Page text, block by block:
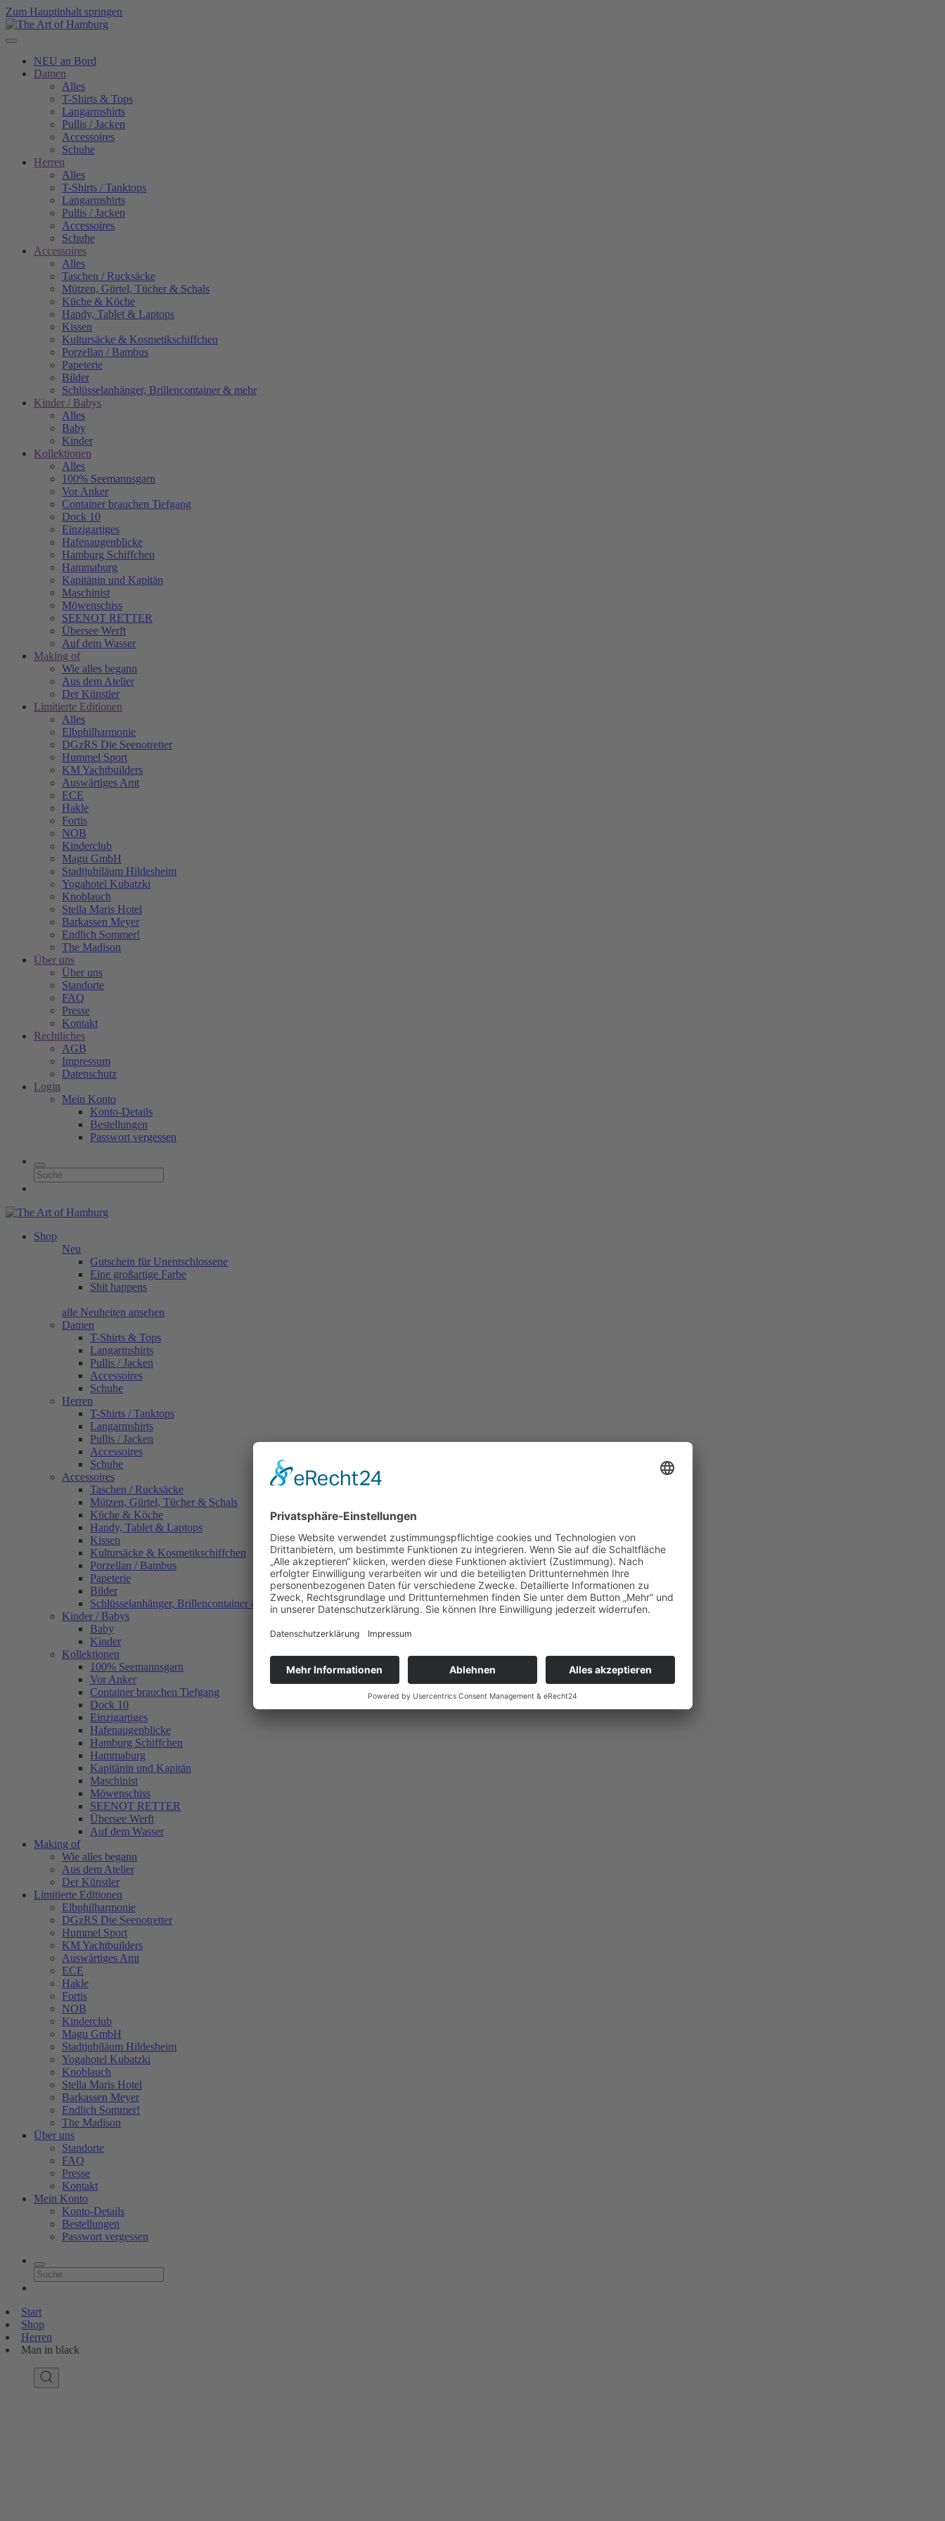
Zum Hauptinhalt springen
NEU an Bord
Damen
Alles
T-Shirts & Tops
Langarmshirts
Pullis / Jacken
Accessoires
Schuhe
Herren
Alles
T-Shirts / Tanktops
Langarmshirts
Pullis / Jacken
Accessoires
Schuhe
Accessoires
Alles
Taschen / Rucksäcke
Mützen, Gürtel, Tücher & Schals
Küche & Köche
Handy, Tablet & Laptops
Kissen
Kultursäcke & Kosmetikschiffchen
Porzellan / Bambus
Papeterie
Bilder
Schlüsselanhänger, Brillencontainer & mehr
Kinder / Babys
Alles
Baby
Kinder
Kollektionen
Alles
100% Seemannsgarn
Vor Anker
Container brauchen Tiefgang
Dock 10
Einzigartiges
Hafenaugen­blicke
Hamburg Schiffchen
Hammaburg
Kapitänin und Kapitän
Maschinist
Möwenschiss
SEENOT RETTER
Übersee Werft
Auf dem Wasser
Making of
Wie alles begann
Aus dem Atelier
Der Künstler
Limitierte Editionen
Alles
Elbphilharmonie
DGzRS Die Seenotretter
Hummel Sport
KM Yachtbuilders
Auswärtiges Amt
ECE
Hakle
Fortis
NOB
Kinderclub
Magu GmbH
Stadtjubiläum Hildesheim
Yogahotel Kubatzki
Knoblauch
Stella Maris Hotel
Barkassen Meyer
Endlich Sommer!
The Madison
Über uns
Über uns
Standorte
FAQ
Presse
Kontakt
Rechtliches
AGB
Impressum
Datenschutz
Login
Mein Konto
Konto-Details
Bestellungen
Passwort vergessen
Shop
Neu
Gutschein für Unentschlossene
Eine großartige Farbe
Shit happens
alle Neuheiten ansehen
Damen
T-Shirts & Tops
Langarmshirts
Pullis / Jacken
Accessoires
Schuhe
Herren
T-Shirts / Tanktops
Langarmshirts
Pullis / Jacken
Accessoires
Schuhe
Accessoires
Taschen / Rucksäcke
Mützen, Gürtel, Tücher & Schals
Küche & Köche
Handy, Tablet & Laptops
Kissen
Kultursäcke & Kosmetikschiffchen
Porzellan / Bambus
Papeterie
Bilder
Schlüsselanhänger, Brillencontainer & mehr
Kinder / Babys
Baby
Kinder
Kollektionen
100% Seemannsgarn
Vor Anker
Container brauchen Tiefgang
Dock 10
Einzigartiges
Hafenaugen­blicke
Hamburg Schiffchen
Hammaburg
Kapitänin und Kapitän
Maschinist
Möwenschiss
SEENOT RETTER
Übersee Werft
Auf dem Wasser
Making of
Wie alles begann
Aus dem Atelier
Der Künstler
Limitierte Editionen
Elbphilharmonie
DGzRS Die Seenotretter
Hummel Sport
KM Yachtbuilders
Auswärtiges Amt
ECE
Hakle
Fortis
NOB
Kinderclub
Magu GmbH
Stadtjubiläum Hildesheim
Yogahotel Kubatzki
Knoblauch
Stella Maris Hotel
Barkassen Meyer
Endlich Sommer!
The Madison
Über uns
Standorte
FAQ
Presse
Kontakt
Mein Konto
Konto-Details
Bestellungen
Passwort vergessen
Start
Shop
Herren
Man in black